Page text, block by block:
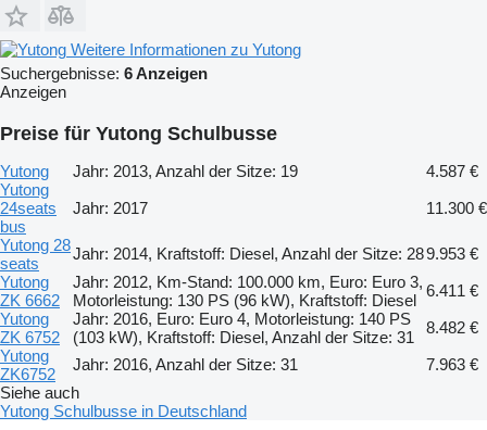
Weitere Informationen zu Yutong
Suchergebnisse: 6 Anzeigen
Anzeigen
Preise für Yutong Schulbusse
Yutong Jahr: 2013, Anzahl der Sitze: 19
4.587 €
Yutong
24seats
bus
Jahr: 2017
11.300 €
Yutong 28
seats
Jahr: 2014, Kraftstoff: Diesel, Anzahl der Sitze: 289.953 €
Yutong
ZK 6662
Jahr: 2012, Km-Stand: 100.000 km, Euro: Euro 3,
Motorleistung: 130 PS (96 kW), Kraftstoff: Diesel
6.411 €
Yutong
ZK 6752
Jahr: 2016, Euro: Euro 4, Motorleistung: 140 PS
(103 kW), Kraftstoff: Diesel, Anzahl der Sitze: 31
8.482 €
Yutong
ZK6752
Jahr: 2016, Anzahl der Sitze: 31
7.963 €
Siehe auch
Yutong Schulbusse in Deutschland